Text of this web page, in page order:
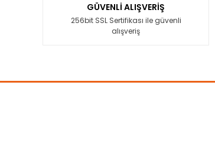
Ürün bilgilerinde hatalar bulunuyor.
Ürün fiyatı diğer sitelerden daha pahalı.
GÜVENLİ ALIŞVERİŞ
256bit SSL Sertifikası ile güvenli
alışveriş